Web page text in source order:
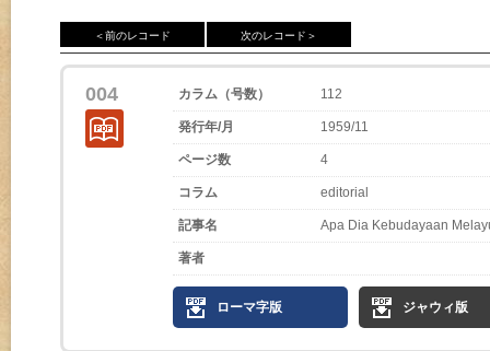
＜前のレコード 次のレコード＞
004 カラム（号数） 112
発行年/月 1959/11
ページ数 4
コラム editorial
記事名 Apa Dia Kebudayaan
著者
ローマ字版 ジャウィ版